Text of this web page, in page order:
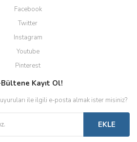
Facebook
Twitter
Instagram
Youtube
Pinterest
Kayıt Ol!
ile ilgili e-posta almak ister misiniz?
EKLE